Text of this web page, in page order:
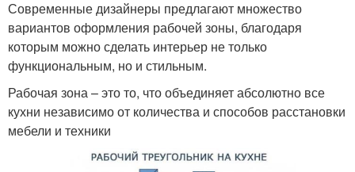
Современные дизайнеры предлагают множество
вариантов оформления рабочей зоны, благодаря
которым можно сделать интерьер не только
функциональным, но и стильным.
Рабочая зона – это то, что объединяет абсолютно все
кухни независимо от количества и способов расстановки
мебели и техники